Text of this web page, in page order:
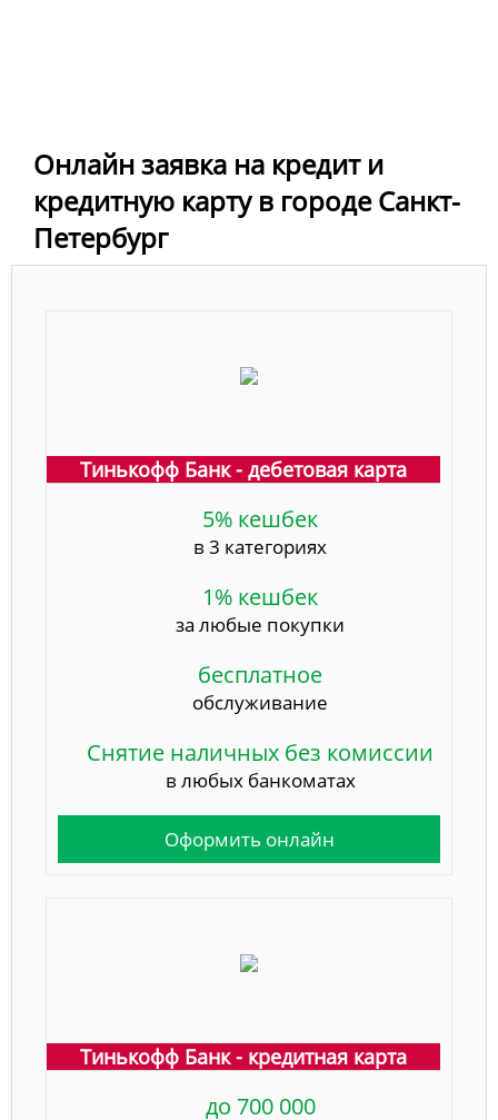
Онлайн заявка на кредит и
кредитную карту в городе Санкт-
Петербург
Тинькофф Банк - дебетовая карта
5% кешбек
в 3 категориях
1% кешбек
за любые покупки
бесплатное
обслуживание
Снятие наличных без комиссии
в любых банкоматах
Оформить онлайн
Тинькофф Банк - кредитная карта
до 700 000